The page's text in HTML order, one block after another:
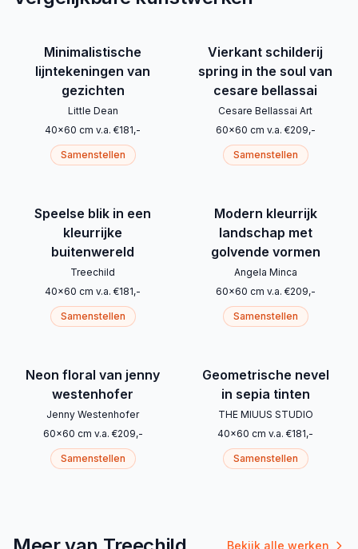
Minimalistische
lijntekeningen van
gezichten
Little Dean
40x60 cm v.a. €181,-
Samenstellen
Vierkant schilderij
spring in the soul van
cesare bellassai
Cesare Bellassai Art
60x60 cm v.a. €209,-
Samenstellen
Speelse blik in een
kleurrijke
buitenwereld
Treechild
40x60 cm v.a. €181,-
Samenstellen
Modern kleurrijk
landschap met
golvende vormen
Angela Minca
60x60 cm v.a. €209,-
Samenstellen
Neon floral van jenny
westenhofer
Jenny Westenhofer
60x60 cm v.a. €209,-
Samenstellen
Geometrische nevel
in sepia tinten
THE MIUUS STUDIO
40x60 cm v.a. €181,-
Samenstellen
Bekijk alle werken